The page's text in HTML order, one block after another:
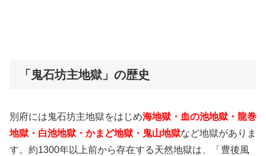
「鬼石坊主地獄」の歴史
別府には鬼石坊主地獄をはじめ海地獄・血の池地獄・龍巻
地獄・白池地獄・かまど地獄・鬼山地獄など地獄がありま
す。約1300年以上前から存在する天然地獄は、「豊後風